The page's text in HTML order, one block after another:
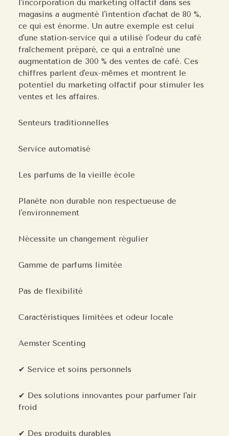
l'incorporation du marketing olfactif dans ses
magasins a augmenté l'intention d'achat de 80 %,
ce qui est énorme. Un autre exemple est celui
d'une station-service qui a utilisé l'odeur du café
fraîchement préparé, ce qui a entraîné une
augmentation de 300 % des ventes de café. Ces
chiffres parlent d'eux-mêmes et montrent le
potentiel du marketing olfactif pour stimuler les
ventes et les affaires.
Senteurs traditionnelles
Service automatisé
Les parfums de la vieille école
Planète non durable non respectueuse de
l'environnement
Nécessite un changement régulier
Gamme de parfums limitée
Pas de flexibilité
Caractéristiques limitées et odeur locale
Aemster Scenting
✔ Service et soins personnels
✔ Des solutions innovantes pour parfumer l'air
froid
✔ Des produits durables